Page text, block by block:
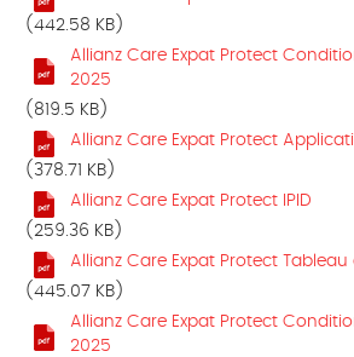
(442.58 KB)
Allianz Care Expat Protect
2025
(819.5 KB)
Allianz Care Expat Protect
(378.71 KB)
Allianz Care Expat Protect IPID
(259.36 KB)
Allianz Care Expat Protect
(445.07 KB)
Allianz Care Expat Protect
2025